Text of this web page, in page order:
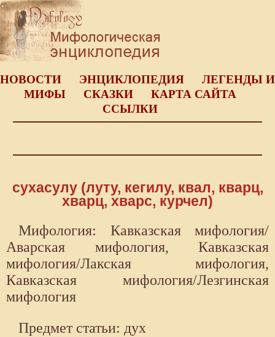
НОВОСТИ ЭНЦИКЛОПЕДИЯ
ЛЕГЕНДЫ И
МИФЫ
СКАЗКИ
КАРТА САЙТА
ССЫЛКИ
сухасулу (луту, кегилу, квал, кварц,
хварц, хварс, курчел)
Мифология: Кавказская мифология/
Аварская мифология, Кавказская
мифология/Лакская мифология,
Кавказская мифология/Лезгинская
мифология
Предмет статьи: дух